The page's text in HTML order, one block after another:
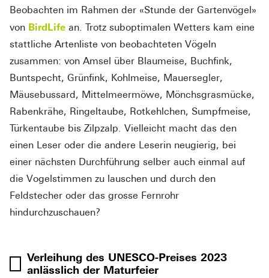
Beobachten im Rahmen der «Stunde der Gartenvögel»
von BirdLife an. Trotz suboptimalen Wetters kam eine
stattliche Artenliste von beobachteten Vögeln
zusammen: von Amsel über Blaumeise, Buchfink,
Buntspecht, Grünfink, Kohlmeise, Mauersegler,
Mäusebussard, Mittelmeermöwe, Mönchsgrasmücke,
Rabenkrähe, Ringeltaube, Rotkehlchen, Sumpfmeise,
Türkentaube bis Zilpzalp. Vielleicht macht das den
einen Leser oder die andere Leserin neugierig, bei
einer nächsten Durchführung selber auch einmal auf
die Vogelstimmen zu lauschen und durch den
Feldstecher oder das grosse Fernrohr
hindurchzuschauen?
Verleihung des UNESCO-Preises 2023
anlässlich der Maturfeier